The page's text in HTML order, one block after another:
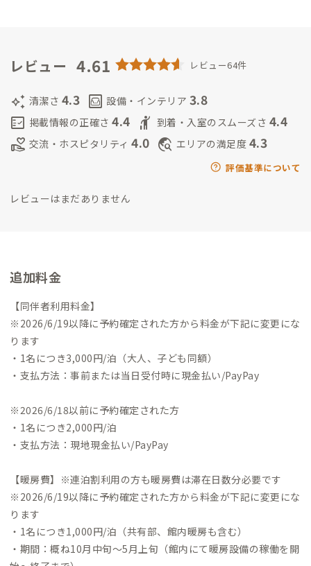
さい！ また小さい子どもがいるため、夕飯や晩酌のお付き合い
せていただきますね！【ご留意いただくこと】
め他の宿泊のお客様もお越しになられたり、滞在していることも
あります。また共有部は家守の打ち合わせやご近所の方が訪れて
活用することもあります。ADDressの利用条件とゲストハウ
ス、シェアハウス、コワーキング利用の方の条件が異なる部分
ているため防音や断熱の低さ、段差がある箇所があります。2階
上、ご利用をお願いします。
essでご利用いただくお部屋はセットアップや清掃も含め全てセ
ルフサービスとなります。タオルや浴室のアメニティ、調味料な
どの消耗品もご自身のものをお使いいただく形（または有料）
になりますので、ご理解をお願いいたします。
にちは！信濃大町A邸の家守、なかむぅです。
インで有名な山梨県甲州市ですが、約10年前にこの信濃大町へ
科で環境全般を学び、再生可能エネルギーを活用した地域づく
りによって地域が自立することを夢に描き、当時それらを実現し
ていたこの大町へ初めてきたのがきっかけです。
花・そば畑、小水力発電、植物調査、環境アセスメントの一環
でVRの作成などをしてきました。またそれと並行して「ゲスト
ハウス林屋（信濃大町A邸）」と最近は古民家を一棟セルフリノ
ベーションした「久遠」という一棟貸しの宿も運営しており、北
アルプスの平飼い卵の養鶏もやっています。販売もしていますの
レビュー 4.61 レビュー64件
auto_awesome 清潔さ 4.3 living 設備・インテリア 3.8
fact_check 掲載情報の正確さ 4.4 hail 到着・入室のスムーズさ 4.4
volunteer_activism 交流・ホスピタリティ 4.0 travel_explore エリアの満足度 4.3
評価基準について
レビューはまだありません
追加料金
【同伴者利用料金】
※2026/6/19以降に予約確定された方から料金が下記に変更にな
ります
・1名につき3,000円/泊（大人、子ども同額）
・支払方法：事前または当日受付時に現金払い/PayPay
※2026/6/18以前に予約確定された方
・1名につき2,000円/泊
・支払方法：現地現金払い/PayPay
【暖房費】※連泊割利用の方も暖房費は滞在日数分必要です
※2026/6/19以降に予約確定された方から料金が下記に変更にな
ります
・1名につき1,000円/泊（共有部、館内暖房も含む）
・期間：概ね10月中旬〜5月上旬（館内にて暖房設備の稼働を開